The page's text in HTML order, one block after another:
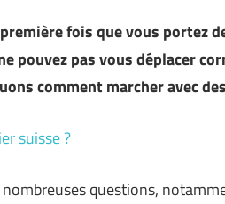
fois que vous portez
pouvez pas vous déplacer
comment marcher avec
suisse ?
questions,